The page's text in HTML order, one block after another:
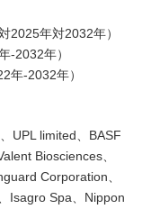
2025年対2032年）
-2032年）
年-2032年）
UPL limited、BASF
Biosciences、
Corporation、
Isagro Spa、Nippon